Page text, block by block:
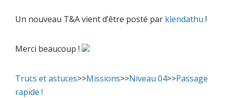
Un nouveau T&A vient d’être posté par klendathu !
Merci beaucoup !
Trucs et astuces>>Missions>>Niveau 04>>Passage
rapide !